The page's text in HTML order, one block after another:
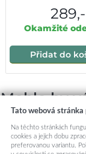
289,-
Okamžité
Přidat do
Mohlo by
Tato webová
Na těchto stránkách
cookies a jejich dobu
preferovanou variantu.